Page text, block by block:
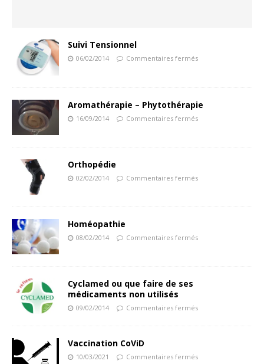
Suivi Tensionnel
06/02/2014 Commentaires fermés
Aromathérapie – Phytothérapie
16/09/2014 Commentaires fermés
Orthopédie
02/02/2014 Commentaires fermés
Homéopathie
08/02/2014 Commentaires fermés
Cyclamed ou que faire de ses
médicaments non utilisés
09/02/2014 Commentaires fermés
Vaccination CoViD
10/03/2021 Commentaires fermés